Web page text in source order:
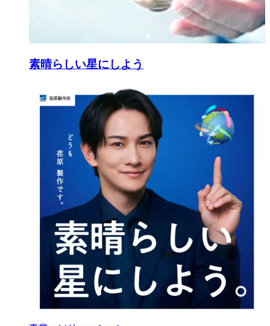
素晴らしい星にしよう